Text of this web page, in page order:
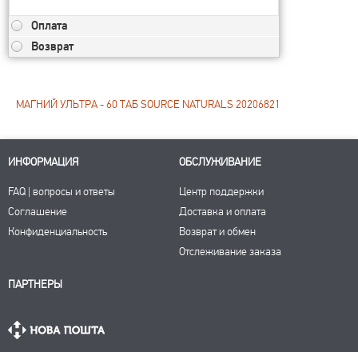
Оплата
Возврат
МАГНИЙ УЛЬТРА - 60 ТАБ SOURCE NATURALS 20206821
ИНФОРМАЦИЯ
FAQ | вопросы и ответы
Соглашение
Конфиденциальность
ОБСЛУЖИВАНИЕ
Центр поддержки
Доставка и оплата
Возврат и обмен
Отслеживание заказа
ПАРТНЕРЫ